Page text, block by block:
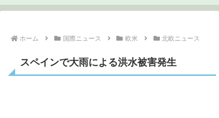
ホーム 国際ニュース 欧米 北欧ニュース
スペインで大雨による洪水被害発生